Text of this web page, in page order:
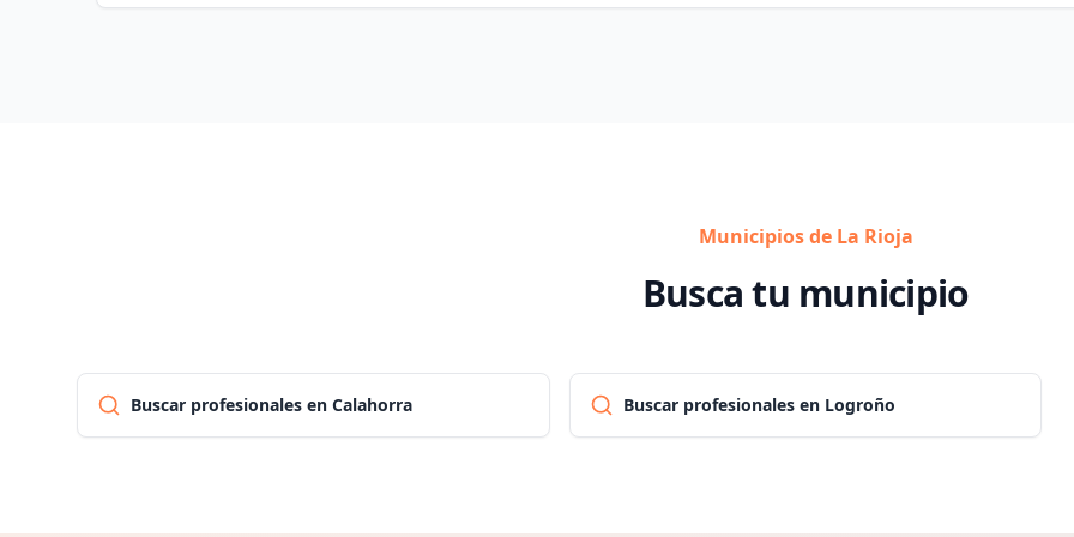
Municipios de La Rioja
Busca tu municipio
Buscar profesionales en Calahorra Buscar profesionales en Logroño